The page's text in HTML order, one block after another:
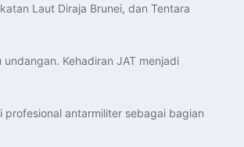
Laut Diraja Brunei, dan Tentara
Kehadiran JAT menjadi
antarmiliter sebagai bagian